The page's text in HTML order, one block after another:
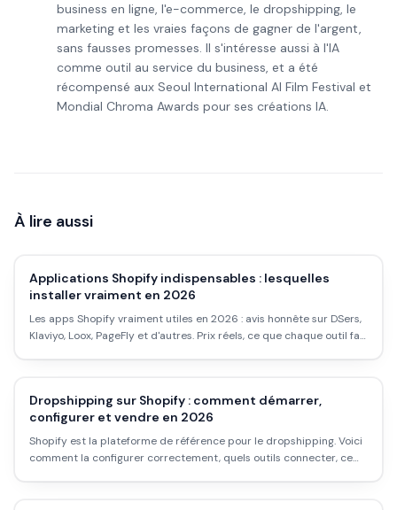
business en ligne, l'e-commerce, le dropshipping, le
marketing et les vraies façons de gagner de l'argent,
sans fausses promesses. Il s'intéresse aussi à l'IA
comme outil au service du business, et a été
récompensé aux Seoul International AI Film Festival et
Mondial Chroma Awards pour ses créations IA.
À lire aussi
Applications Shopify indispensables : lesquelles
installer vraiment en 2026
Les apps Shopify vraiment utiles en 2026 : avis honnête sur DSers,
Klaviyo, Loox, PageFly et d'autres. Prix réels, ce que chaque outil fait
Dropshipping sur Shopify : comment démarrer,
configurer et vendre en 2026
Shopify est la plateforme de référence pour le dropshipping. Voici
comment la configurer correctement, quels outils connecter, ce